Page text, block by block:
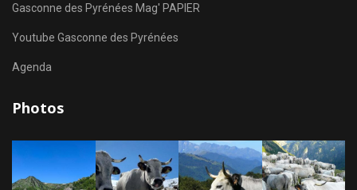
Gasconne des Pyrénées Mag' PAPIER
Youtube Gasconne des Pyrénées
Agenda
Photos